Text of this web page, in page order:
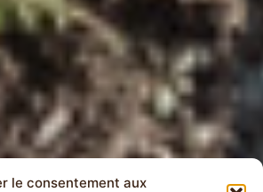
le consentement aux